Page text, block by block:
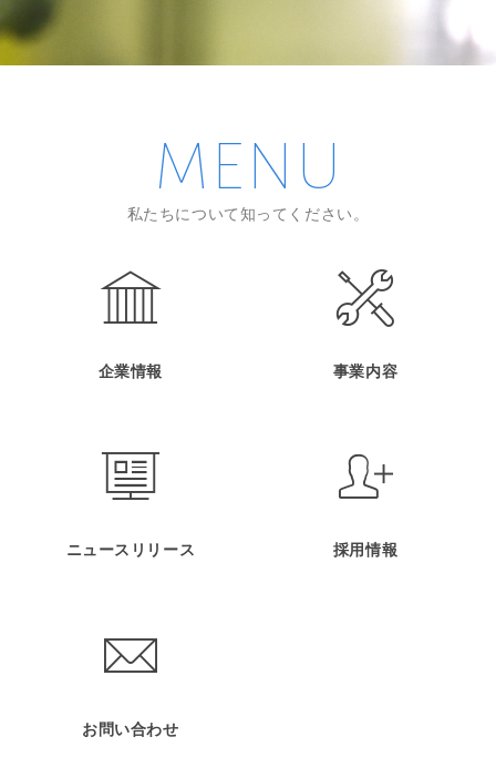
MENU
私たちについて知ってください。
企業情報 事業内容
ニュースリリース 採用情報
お問い合わせ